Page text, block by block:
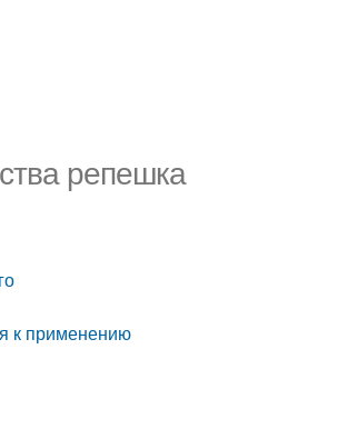
репешка
к применению